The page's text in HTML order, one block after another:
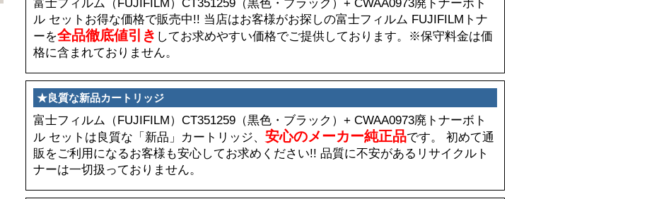
富士フィルム（FUJIFILM）CT351259（黒色・ブラック）+ CWAA0973廃トナーボト
ル セットお得な価格で販売中!! 当店はお客様がお探しの富士フィルム FUJIFILMトナ
ーを全品徹底値引き してお求めやすい価格でご提供しております。※保守料金は価
格に含まれておりません。
★良質な新品カートリッジ
富士フィルム（FUJIFILM）CT351259（黒色・ブラック）+ CWAA0973廃トナーボト
ル セットは良質な「新品」カートリッジ、 安心のメーカー純正品です。 初めて通
販をご利用になるお客様も安心してお求めください!! 品質に不安があるリサイクルト
ナーは一切扱っておりません。